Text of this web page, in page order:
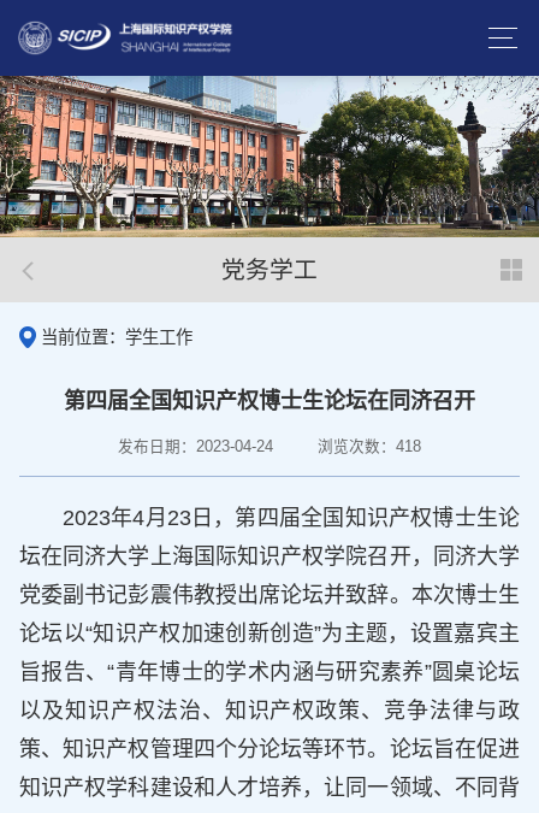
党务学工
当前位置：学生工作
第四届全国知识产权博士生论坛在同济召开
发布日期：2023-04-24 浏览次数：418
2023年4月23日，第四届全国知识产权博士生论
坛在同济大学上海国际知识产权学院召开，同济大学
党委副书记彭震伟教授出席论坛并致辞。本次博士生
论坛以“知识产权加速创新创造”为主题，设置嘉宾主
旨报告、“青年博士的学术内涵与研究素养”圆桌论坛
以及知识产权法治、知识产权政策、竞争法律与政
策、知识产权管理四个分论坛等环节。论坛旨在促进
知识产权学科建设和人才培养，让同一领域、不同背